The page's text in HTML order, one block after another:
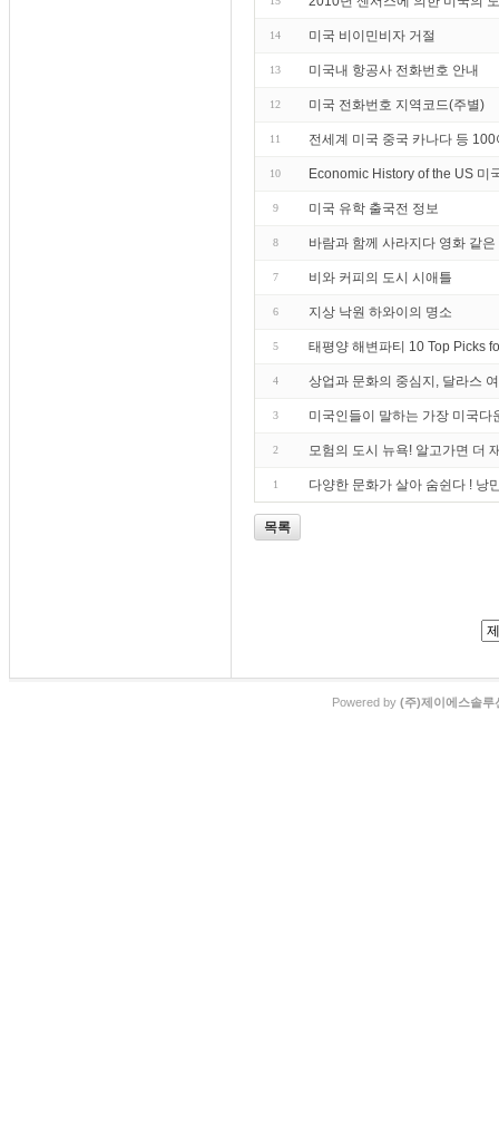
14 미국 비이민비자 거절
13 미국내 항공사 전화번호 안내
12 미국 전화번호 지역코드(주별)
11 전세계 미국 중국 카나다 등
10 Economic History of the US 미
9 미국 유학 출국전 정보
8 바람과 함께 사라지다 영화 같
7 비와 커피의 도시 시애틀
6 지상 낙원 하와이의 명소
5 태평양 해변파티 10 Top Picks
4 상업과 문화의 중심지, 달라스
3 미국인들이 말하는 가장 미국다
2 모험의 도시 뉴욕! 알고가면 더
1 다양한 문화가 살아 숨쉰다 ! 낭
목록
Powered by (주)제이에스솔루